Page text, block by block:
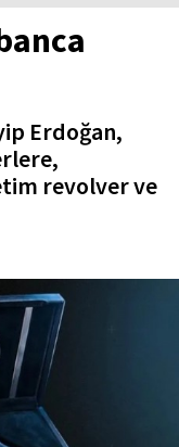
Erdoğan,
revolver ve